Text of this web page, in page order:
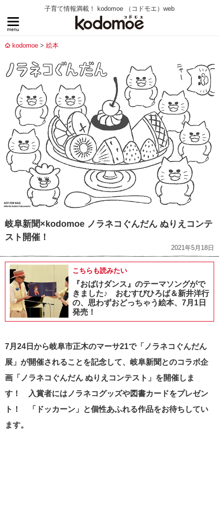
子育て情報満載！ kodomoe （コドモエ）web
kodomoe 絵本
岐阜新聞×kodomoe ノラネコぐんだん ぬりえコンテ
スト開催！
2021年5月18日
こちらも読みたい
『おばけダンス』のテーマソングがで
きました♪ おむすびひろば＆新井洋行
の、思わずおどっちゃう絵本、7月1日
発売！
7月24日から岐阜市正木のマーサ21で「ノラネコぐんだん
展」が開催されることを記念して、岐阜新聞とのコラボ企
画「ノラネコぐんだん ぬりえコンテスト」を開催しま
す！ 入賞者にはノラネコグッズや図書カードをプレゼン
ト！ 「ドッカーン」と個性あふれる作品をお待ちしてい
ます。